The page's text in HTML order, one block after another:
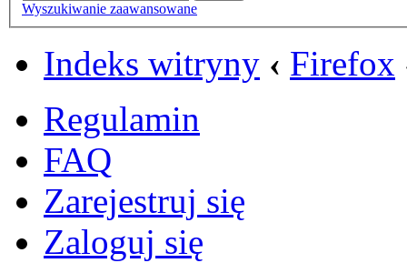
Wyszukiwanie zaawansowane
Indeks witryny ‹ Firefox
Regulamin
FAQ
Zarejestruj się
Zaloguj się